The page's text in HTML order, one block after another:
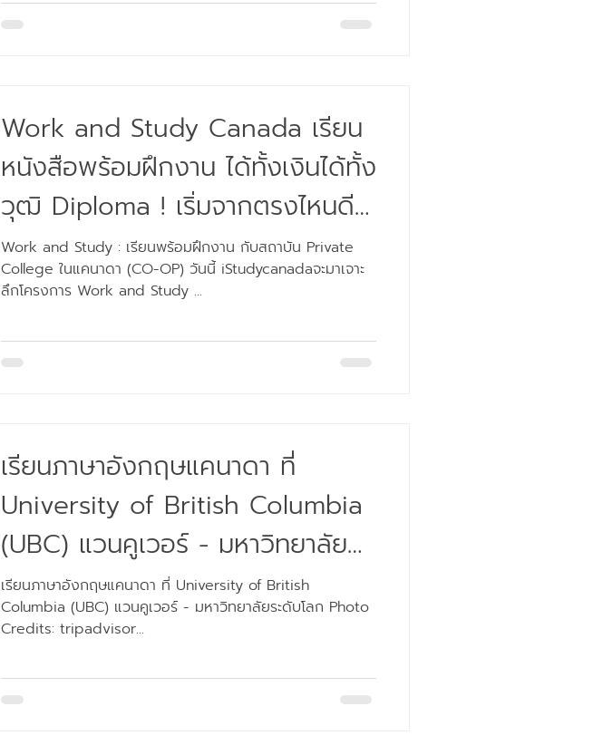
Work and Study Canada เรียน
หนังสือพร้อมฝึกงาน ได้ทั้งเงินได้ทั้ง
วุฒิ Diploma ! เริ่มจากตรงไหนดี
?
Work and Study : เรียนพร้อมฝึกงาน กับสถาบัน Private
College ในแคนาดา (CO-OP) วันนี้ iStudycanadaจะมาเจาะ
ลึกโครงการ Work and Study ...
เรียนภาษาอังกฤษแคนาดา ที่
University of British Columbia
(UBC) แวนคูเวอร์ - มหาวิทยาลัย
ระดับโลก
เรียนภาษาอังกฤษแคนาดา ที่ University of British
Columbia (UBC) แวนคูเวอร์ - มหาวิทยาลัยระดับโลก Photo
Credits: tripadvisor...